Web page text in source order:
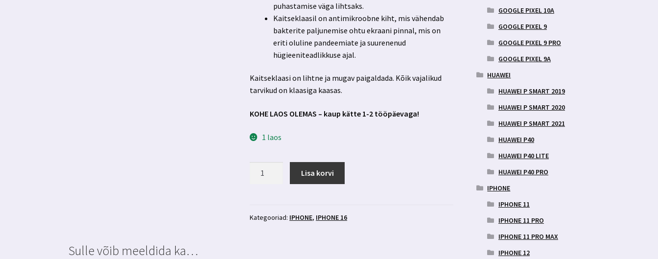
puhastamise väga lihtsaks.
Kaitseklaasil on antimikroobne kiht, mis vähendab
bakterite paljunemise ohtu ekraani pinnal, mis on
eriti oluline pandeemiate ja suurenenud
hügieeniteadlikkuse ajal.
Kaitseklaasi on lihtne ja mugav paigaldada. Kõik vajalikud
tarvikud on klaasiga kaasas.
KOHE LAOS OLEMAS – kaup kätte 1-2 tööpäevaga!
1 laos
3MK
Lisa korvi
Kategooriad: IPHONE, IPHONE 16
Sulle võib meeldida ka…
GOOGLE PIXEL 10A
GOOGLE PIXEL 9
GOOGLE PIXEL 9 PRO
GOOGLE PIXEL 9A
HUAWEI
HUAWEI P SMART 2019
HUAWEI P SMART 2020
HUAWEI P SMART 2021
HUAWEI P40
HUAWEI P40 LITE
HUAWEI P40 PRO
IPHONE
IPHONE 11
IPHONE 11 PRO
IPHONE 11 PRO MAX
IPHONE 12